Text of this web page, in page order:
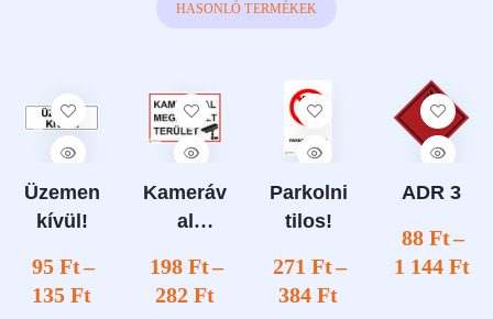
HASONLÓ TERMÉKEK
Üzemen
kívül!
95 Ft–
135 Ft
Kameráv
al
lt terület
198 Ft–
282 Ft
Parkolni
tilos!
271 Ft–
384 Ft
ADR 3
88 Ft–
1 144 Ft